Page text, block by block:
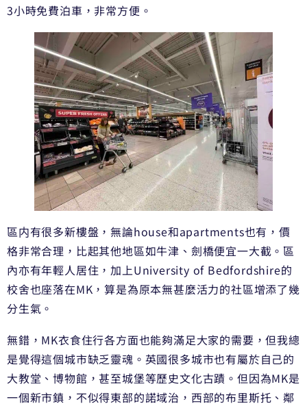
3小時免費泊車，非常方便。
區内有很多新樓盤，無論house和apartments也有，價
格非常合理，比起其他地區如牛津、劍橋便宜一大截。區
內亦有年輕人居住，加上University of Bedfordshire的
校舍也座落在MK，算是為原本無甚麼活力的社區增添了幾
分生氣。
無錯，MK衣食住行各方面也能夠滿足大家的需要，但我總
是覺得這個城市缺乏靈魂。英國很多城市也有屬於自己的
大教堂、博物館，甚至城堡等歷史文化古蹟。但因為MK是
一個新市鎮，不似得東部的諾域治，西部的布里斯托、鄰